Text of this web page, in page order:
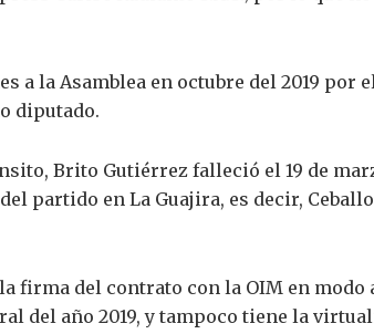
a la Asamblea en octubre del 2019 por
diputado.
Brito Gutiérrez falleció el 19 de
partido en La Guajira, es decir,
firma del contrato con la OIM en
del año 2019, y tampoco tiene la